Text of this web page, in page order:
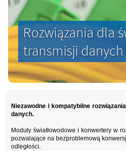
Rozwiązania dla
transmisji danych
Niezawodne i kompatybilne
danych.
Moduły światłowodowe i konwertery w
pozwalające na bezproblemową
odległości.